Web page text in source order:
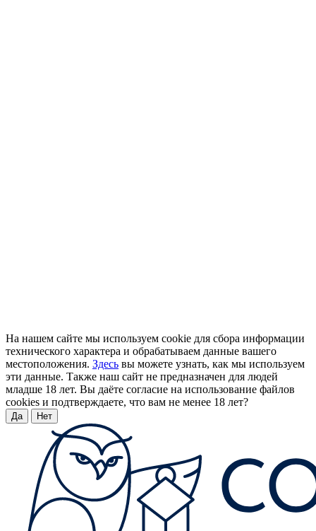
На нашем сайте мы используем cookie для сбора информации
технического характера и обрабатываем данные вашего
местоположения. Здесь вы можете узнать, как мы используем
эти данные. Также наш сайт не предназначен для людей
младше 18 лет. Вы даёте согласие на использование файлов
cookies и подтверждаете, что вам не менее 18 лет?
Да Нет